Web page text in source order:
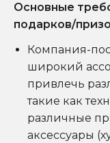
Основные
подарков/
Компания-
широкий
привлечь
такие как
различные
аксессуары